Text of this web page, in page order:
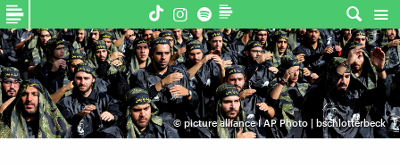
© picture alliance I AP Photo | bschlotterbeck